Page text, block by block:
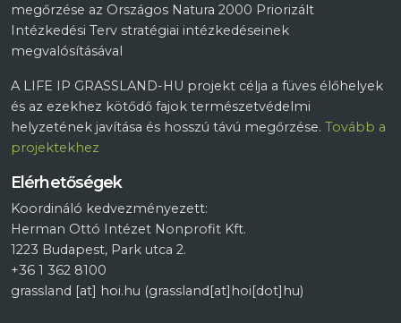
megőrzése az Országos Natura 2000 Priorizált
Intézkedési Terv stratégiai intézkedéseinek
megvalósításával
A LIFE IP GRASSLAND-HU projekt célja a füves élőhelyek
és az ezekhez kötődő fajok természetvédelmi
helyzetének javítása és hosszú távú megőrzése. Tovább a
projektekhez
Elérhetőségek
Koordináló kedvezményezett:
Herman Ottó Intézet Nonprofit Kft.
1223 Budapest, Park utca 2.
+36 1 362 8100
grassland [at] hoi.hu (grassland[at]hoi[dot]hu)